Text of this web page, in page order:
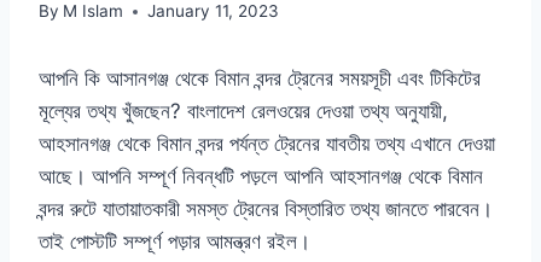
By M Islam January 11, 2023
আপনি কি আসানগঞ্জ থেকে বিমান বন্দর ট্রেনের সময়সূচী এবং টিকিটের
মূল্যের তথ্য খুঁজছেন? বাংলাদেশ রেলওয়ের দেওয়া তথ্য অনুযায়ী,
আহসানগঞ্জ থেকে বিমান বন্দর পর্যন্ত ট্রেনের যাবতীয় তথ্য এখানে দেওয়া
আছে। আপনি সম্পূর্ণ নিবন্ধটি পড়লে আপনি আহসানগঞ্জ থেকে বিমান
বন্দর রুটে যাতায়াতকারী সমস্ত ট্রেনের বিস্তারিত তথ্য জানতে পারবেন।
তাই পোস্টটি সম্পূর্ণ পড়ার আমন্ত্রণ রইল।